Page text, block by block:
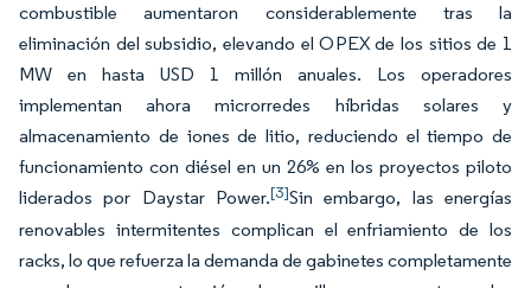
combustible aumentaron considerablemente tras la
eliminación del subsidio, elevando el OPEX de los sitios de 1
MW en hasta USD 1 millón anuales. Los operadores
implementan ahora microrredes híbridas solares y
almacenamiento de iones de litio, reduciendo el tiempo de
funcionamiento con diésel en un 26% en los proyectos piloto
liderados por Daystar Power.[3]Sin embargo, las energías
renovables intermitentes complican el enfriamiento de los
racks, lo que refuerza la demanda de gabinetes completamente